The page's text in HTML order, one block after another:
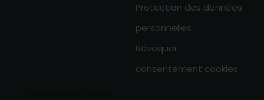
Protection des données
personnelles
Révoquer
consentement cookies